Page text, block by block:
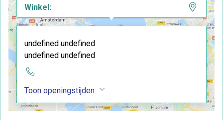
Winkel:
undefined undefined
undefined undefined
Toon openingstijden